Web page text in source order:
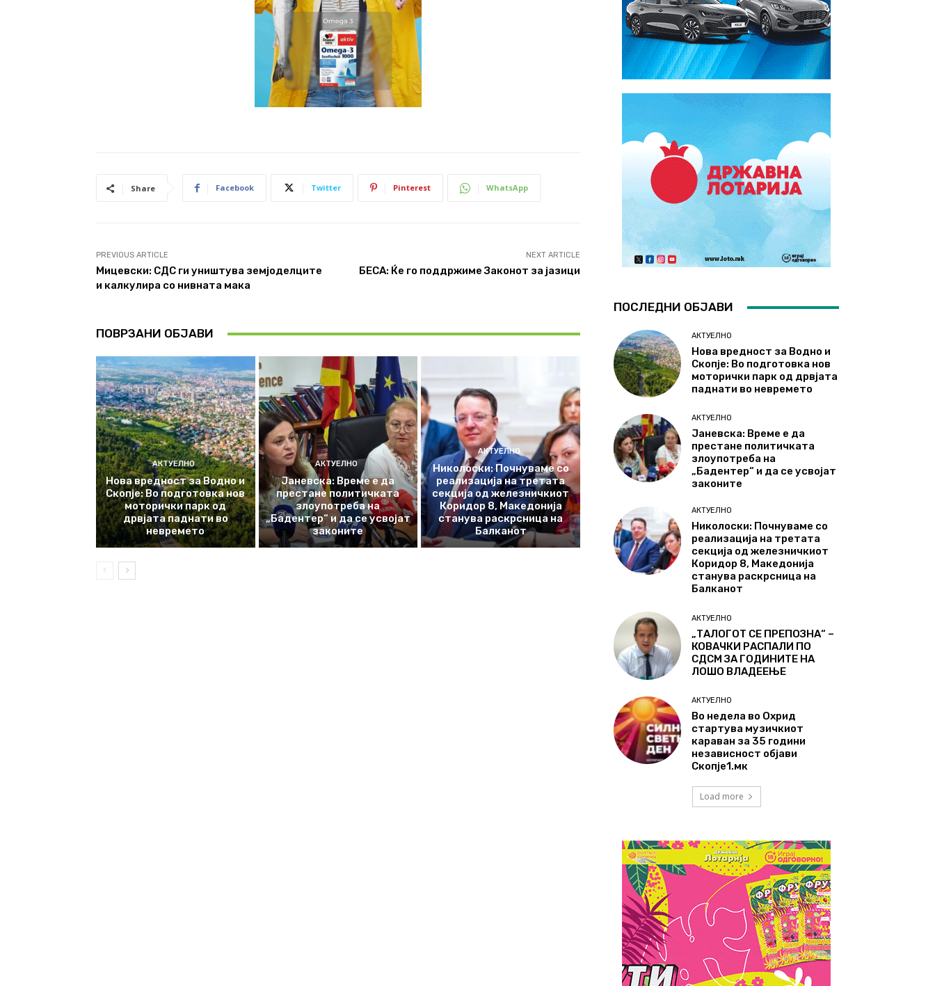
Share Facebook Twitter Pinterest WhatsApp
PREVIOUS ARTICLE
Мицевски: СДС ги уништува земјоделците
и калкулира со нивната мака
NEXT ARTICLE
БЕСА: Ќе го поддржиме Законот за јазици
ПОВРЗАНИ ОБЈАВИ
АКТУЕЛНО
Нова вредност за Водно и
Скопје: Во подготовка нов
моторички парк од
дрвјата паднати во
невремето
АКТУЕЛНО
Јаневска: Време е да
престане политичката
злоупотреба на
„Бадентер“ и да се усвојат
законите
АКТУЕЛНО
Николоски: Почнуваме со
реализација на третата
секција од железничкиот
Коридор 8, Македонија
станува раскрсница на
Балканот
ПОСЛЕДНИ ОБЈАВИ
АКТУЕЛНО
Нова вредност за Водно и
Скопје: Во подготовка нов
моторички парк од дрвјата
паднати во невремето
АКТУЕЛНО
Јаневска: Време е да
престане политичката
злоупотреба на
„Бадентер“ и да се усвојат
законите
АКТУЕЛНО
Николоски: Почнуваме со
реализација на третата
секција од железничкиот
Коридор 8, Македонија
станува раскрсница на
Балканот
АКТУЕЛНО
„ТАЛОГОТ СЕ ПРЕПОЗНА“ –
КОВАЧКИ РАСПАЛИ ПО
СДСМ ЗА ГОДИНИТЕ НА
ЛОШО ВЛАДЕЕЊЕ
АКТУЕЛНО
Во недела во Охрид
стартува музичкиот
караван за 35 години
независност објави
Скопје1.мк
Load more